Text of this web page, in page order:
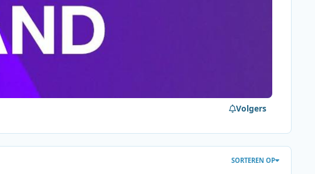
Volgers
SORTEREN OP